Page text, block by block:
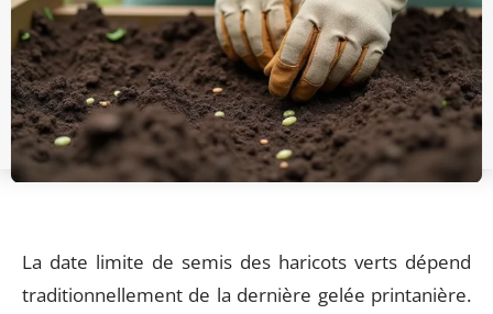
La date limite de semis des haricots verts dépend
traditionnellement de la dernière gelée printanière.